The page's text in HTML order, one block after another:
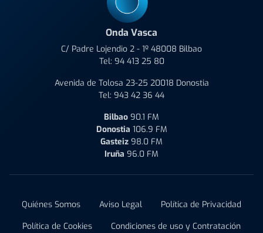
Onda Vasca
C/ Padre Lojendio 2 - 1º 48008 Bilbao
Tel: 94 413 25 80
Avenida de Tolosa 23-25 20018 Donostia
Tel: 943 42 36 44
Bilbao 90.1 FM
Donostia 106.9 FM
Gasteiz 98.0 FM
Iruña 96.0 FM
Quiénes Somos Aviso Legal
Política de Privacidad
Política de Cookies
Condiciones de uso y Contratación